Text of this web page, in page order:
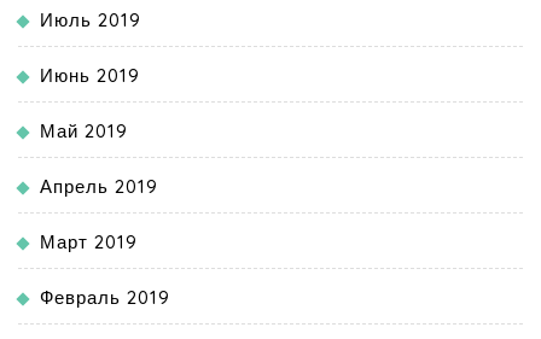
Июль 2019
Июнь 2019
Май 2019
Апрель 2019
Март 2019
Февраль 2019